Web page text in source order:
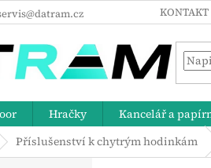
KONTAKT
Hračky Kancelář a
Příslušenství k chytrým hodinkám